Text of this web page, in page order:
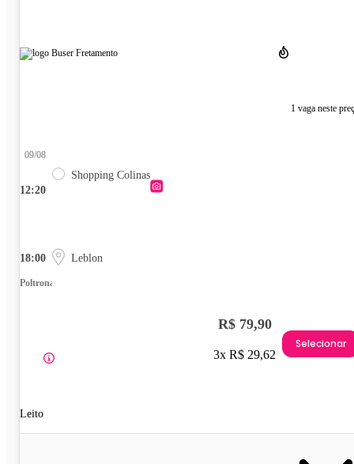
1 vaga neste
12:20
09/08
Shopping Colinas
18:00 Leblon
Poltrona
Leito
R$ 79,90
3x R$ 29,62
Selecionar